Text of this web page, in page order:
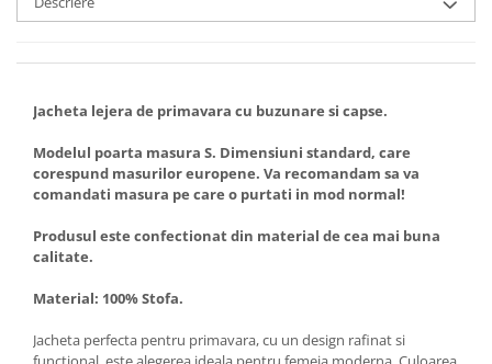
Jacheta lejera de primavara cu buzunare si capse.
Modelul poarta masura S. Dimensiuni standard, care
corespund masurilor europene. Va recomandam sa va
comandati masura pe care o purtati in mod normal!
Produsul este confectionat din material de cea mai buna
calitate.
Material: 100% Stofa.
Jacheta perfecta pentru primavara, cu un design rafinat si